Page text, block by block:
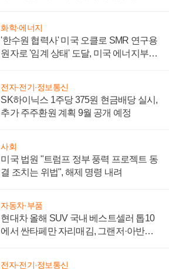
화학·에너지
'한수원 협력사' 미국 오클로 SMR 연구용
원자로 '임계 상태' 도달, 미국 에너지부
전자·전기·정보통신
SK하이닉스 1주당 375원 현금배당 실시,
추가 주주환원 계획 9월 공개 예정
사회
미국 법원 "트럼프 정부 풍력 프로젝트 동
결 조치는 위법", 해제 명령 내려
자동차·부품
현대차 올해 SUV 국내 베스트셀러 톱10
에서 싼타페만 자리매김, 그랜저·아반떼
전자·전기·정보통신